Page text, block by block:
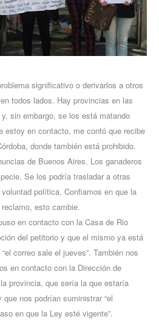
significativo o derivarlos a otros
todos lados. Hay provincias en las
sin embargo, se los está matando
estoy en contacto, me contó que recibe
donde también está prohibido.
de Buenos Aires. Los ganaderos
Se los podría trasladar a otras
política. Confiamos en que la
esto cambie.
en contacto con la Casa de Rio
del petitorio y que el mismo ya está
correo sale el jueves”. También nos
en contacto con la Dirección de
provincia, que sería la que estaría
que nos podrían suministrar “el
en que la Ley esté vigente”.